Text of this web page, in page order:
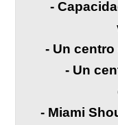
-
- Un
- Un
- Miami